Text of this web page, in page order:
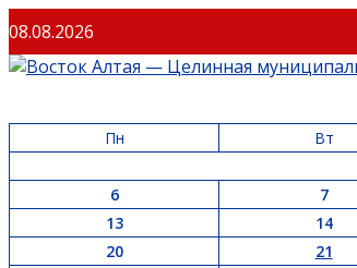
08.08.2026
Пн
Вт
6
7
13
14
20
21